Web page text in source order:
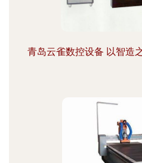
青岛云雀数控设备 以智造